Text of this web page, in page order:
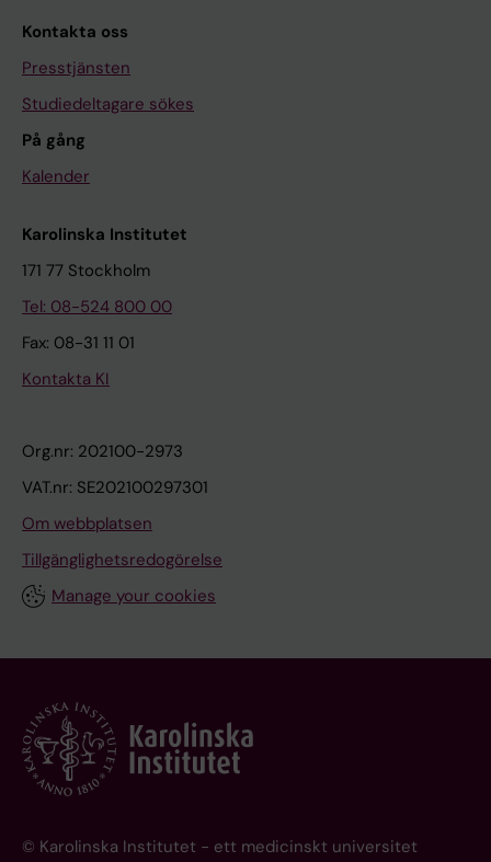
Kontakta oss
Presstjänsten
Studiedeltagare sökes
På gång
Kalender
Karolinska Institutet
171 77 Stockholm
Tel: 08-524 800 00
Fax: 08-31 11 01
Kontakta KI
Org.nr: 202100-2973
VAT.nr: SE202100297301
Om webbplatsen
Tillgänglighetsredogörelse
Manage your cookies
© Karolinska Institutet - ett medicinskt universitet